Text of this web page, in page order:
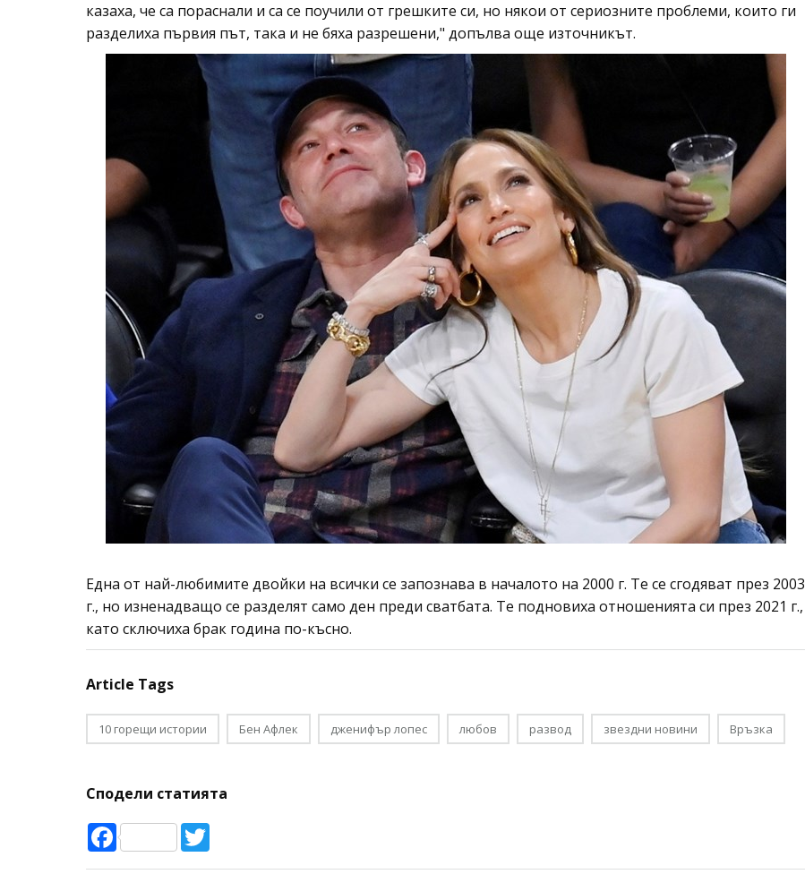
казаха, че са пораснали и са се поучили от грешките си, но някои от сериозните проблеми, които ги
разделиха първия път, така и не бяха разрешени," допълва още източникът.
Една от най-любимите двойки на всички се запознава в началото на 2000 г. Те се сгодяват през 2003
г., но изненадващо се разделят само ден преди сватбата. Те подновиха отношенията си през 2021 г.,
като сключиха брак година по-късно.
Article Tags
10 горещи истории Бен Афлек дженифър лопес любов развод звездни новини Връзка
Сподели статията
Facebook